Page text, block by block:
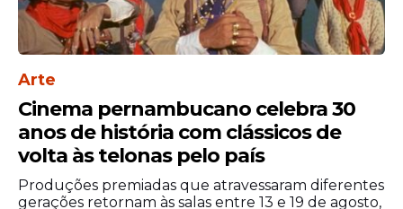
(Bonsucesso)
Coco de Arueira (Amaro Branco)
São João do Bloco De Ontem Para Trás
Não Bebo Mais (Salgadinho)
Forró dos Namorados (Ouro Preto)
Arraiá Tá Salgadinho, Papai
(Salgadinho)
Arraial da 4ª Etapa (Rio Doce)
Domingo (14)
Arte
Cinema pernambucano celebra 30
anos de história com clássicos de
volta às telonas pelo país
Produções premiadas que atravessaram diferentes
gerações retornam às salas entre 13 e 19 de agosto,